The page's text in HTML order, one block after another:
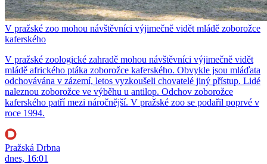
V pražské zoo mohou návštěvníci výjimečně vidět mládě zoborožce
kaferského
V pražské zoologické zahradě mohou návštěvníci výjimečně vidět
mládě afrického ptáka zoborožce kaferského. Obvykle jsou mláďata
odchovávána v zázemí, letos vyzkoušeli chovatelé jiný přístup. Lidé
naleznou zoborožce ve výběhu u antilop. Odchov zoborožce
kaferského patří mezi náročnější. V pražské zoo se podařil poprvé v
roce 1994.
Pražská Drbna
dnes, 16:01